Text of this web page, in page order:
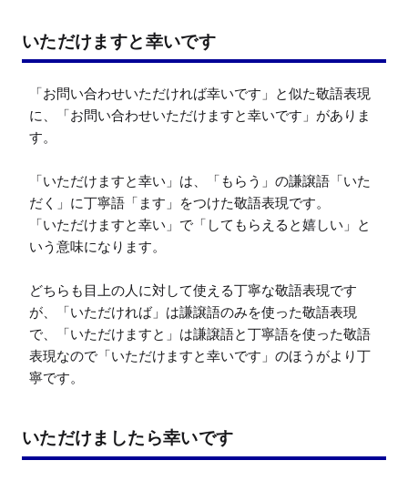
いただけますと幸いです
「お問い合わせいただければ幸いです」と似た敬語表現
に、「お問い合わせいただけますと幸いです」がありま
す。
「いただけますと幸い」は、「もらう」の謙譲語「いた
だく」に丁寧語「ます」をつけた敬語表現です。
「いただけますと幸い」で「してもらえると嬉しい」と
いう意味になります。
どちらも目上の人に対して使える丁寧な敬語表現です
が、「いただければ」は謙譲語のみを使った敬語表現
で、「いただけますと」は謙譲語と丁寧語を使った敬語
表現なので「いただけますと幸いです」のほうがより丁
寧です。
いただけましたら幸いです